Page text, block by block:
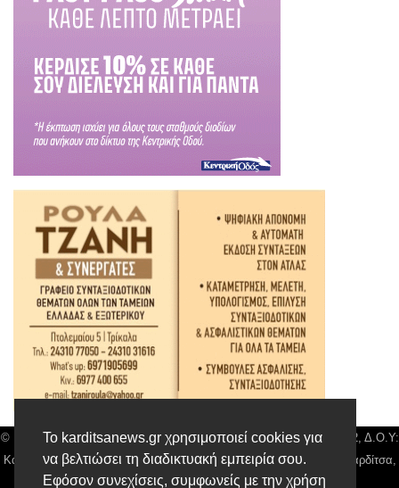
Το karditsanews.gr χρησιμοποιεί cookies για
να βελτιώσει τη διαδικτυακή εμπειρία σου.
Εφόσον συνεχίσεις, συμφωνείς με την χρήση
© Karditsa News | Διακριτικός Τίτλος: Orion Media, ΑΦΜ: 043750542, Δ.Ο.Υ:
Καρδίτσας, Αρ. Γεμή: 018804431000, Δ/νση: Διάκου 10 τ.κ 43132 Καρδίτσα,
Τηλ: 24410 42500, email:news@karditsanews.gr.